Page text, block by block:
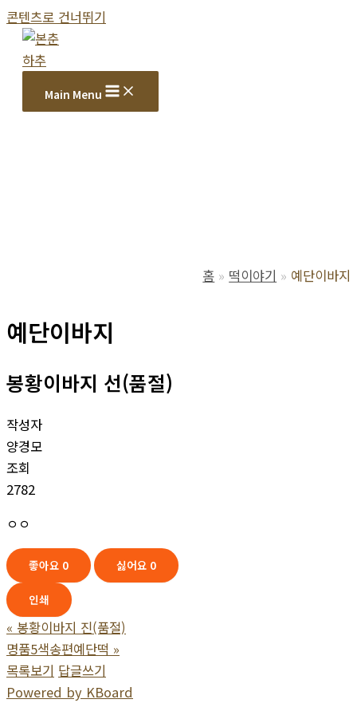
콘텐츠로 건너뛰기
Main Menu
홈 떡이야기 예단이바지
예단이바지
봉황이바지 선(품절)
작성자
양경모
조회
2782
ㅇㅇ
좋아요 0 싫어요 0
인쇄
« 봉황이바지 진(품절)
명품5색송편예단떡 »
목록보기 답글쓰기
Powered by KBoard